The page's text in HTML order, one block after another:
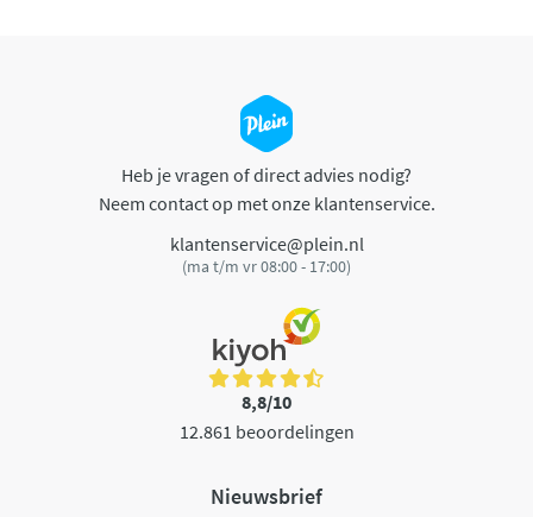
Heb je vragen of direct advies nodig?
Neem contact op met onze klantenservice.
klantenservice@plein.nl
(ma t/m vr 08:00 - 17:00)
8,8/10
12.861 beoordelingen
Nieuwsbrief